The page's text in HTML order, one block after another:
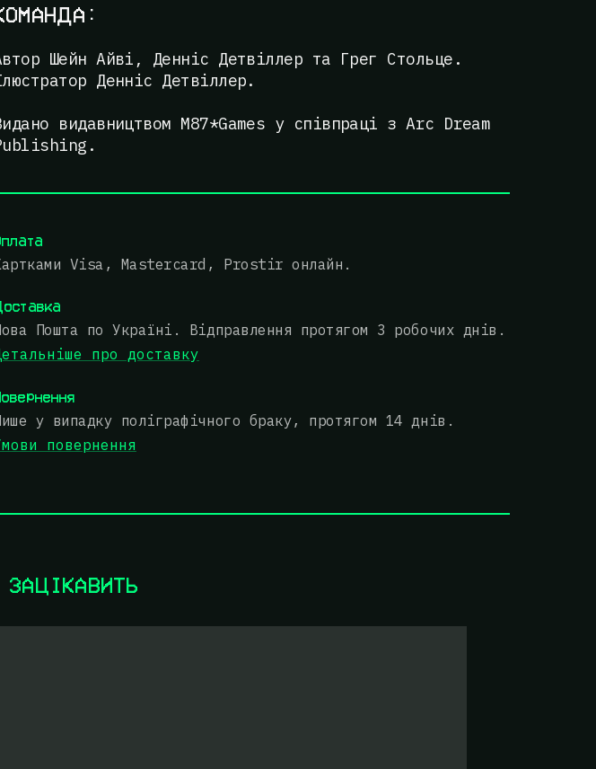
Шейн Айві, Денніс Детвіллер та Грег Стольце.
Денніс Детвіллер.
видавництвом M87*Games у співпраці з Arc Dream
Visa, Mastercard, Prostir онлайн.
Пошта по Україні. Відправлення протягом 3 робочих днів.
про доставку
у випадку поліграфічного браку, протягом 14 днів.
повернення